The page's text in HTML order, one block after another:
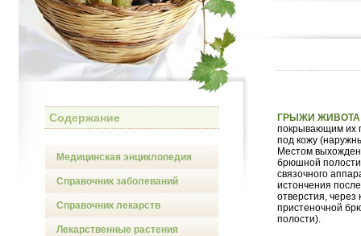
Содержание
Медицинская энциклопедия
Справочник заболеваний
Справочник лекарств
Лекарственные растения
ГРЫЖИ ЖИВОТА
покрывающим их
под кожу
Местом
брюшной
связочного
истончения
отверстия,
пристеночной
полости).